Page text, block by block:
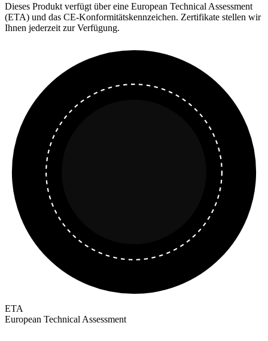
Dieses Produkt verfügt über eine European Technical Assessment
(ETA) und das CE-Konformitätskennzeichen. Zertifikate stellen wir
Ihnen jederzeit zur Verfügung.
ETA
European Technical Assessment